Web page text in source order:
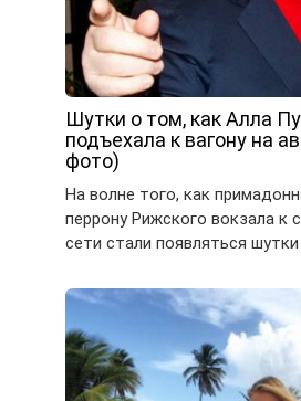
Шутки о том, как Алла
подъехала к вагону на
фото)
На волне того, как
перрону Рижского вокзала к
сети стали появляться